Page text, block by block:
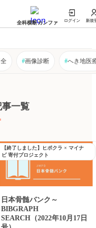
全科横断カンファ ログイン 新規
#画像診断 #へき地医
事一覧
【終了しました】ヒポクラ × マイナ
ビ 寄付プロジェクト
日本骨髄バンク～
BIBGRAPH
SEARCH（2022年10月17日